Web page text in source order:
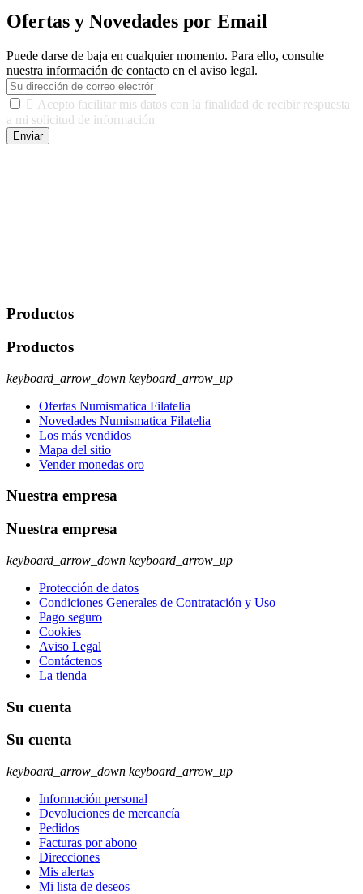
Ofertas y Novedades por Email
Puede darse de baja en cualquier momento. Para ello, consulte
nuestra información de contacto en el aviso legal.
 Acepto facilitar mis datos con la finalidad de recibir respuesta
a mi solicitud de información
Enviar
Productos
Productos
keyboard_arrow_down keyboard_arrow_up
Ofertas Numismatica Filatelia
Novedades Numismatica Filatelia
Los más vendidos
Mapa del sitio
Vender monedas oro
Nuestra empresa
Nuestra empresa
keyboard_arrow_down keyboard_arrow_up
Protección de datos
Condiciones Generales de Contratación y Uso
Pago seguro
Cookies
Aviso Legal
Contáctenos
La tienda
Su cuenta
Su cuenta
keyboard_arrow_down keyboard_arrow_up
Información personal
Devoluciones de mercancía
Pedidos
Facturas por abono
Direcciones
Mis alertas
Mi lista de deseos